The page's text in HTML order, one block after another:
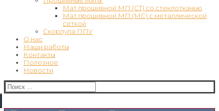
Мат прошивной МП (СТ) со стеклотканью
Мат прошивной МП (МС) с металлической
сеткой
Скорлупа ППУ
О нас
Наши работы
Контакты
Полезное
Новости
Искать: